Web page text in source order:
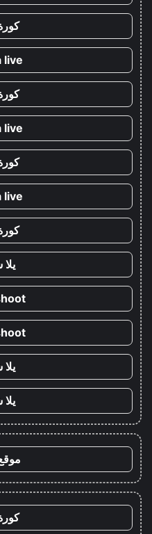
live
live
live